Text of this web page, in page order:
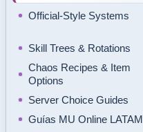
Official-Style Systems
Skill Trees & Rotations
Chaos Recipes & Item
Options
Server Choice Guides
Guías MU Online LATAM